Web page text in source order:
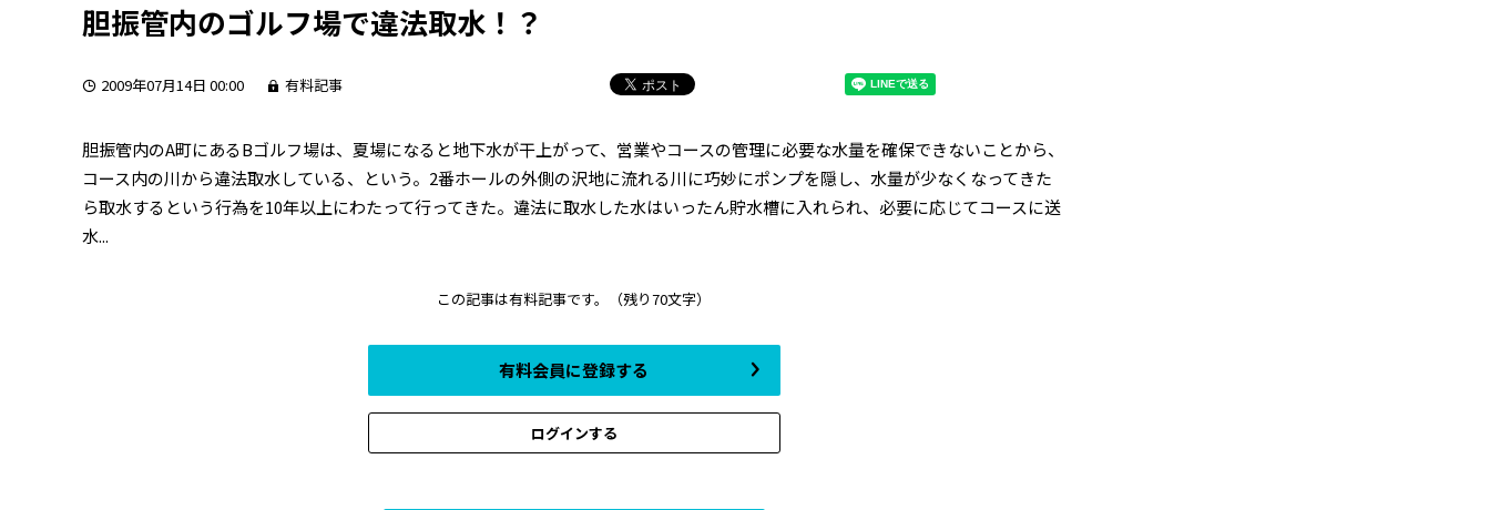
胆振管内のゴルフ場で違法取水！？
2009年07月14日 00:00 有料記事
胆振管内のA町にあるBゴルフ場は、夏場になると地下水が干上がって、営業やコースの管理に必要な水量を確保できないことから、
コース内の川から違法取水している、という。2番ホールの外側の沢地に流れる川に巧妙にポンプを隠し、水量が少なくなってきた
ら取水するという行為を10年以上にわたって行ってきた。違法に取水した水はいったん貯水槽に入れられ、必要に応じてコースに送
水...
この記事は有料記事です。 （残り70文字）
有料会員に登録する
ログインする